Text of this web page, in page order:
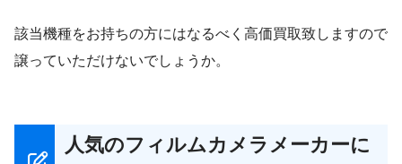
該当機種をお持ちの方にはなるべく高価買取致しますので
譲っていただけないでしょうか。
人気のフィルムカメラメーカーに